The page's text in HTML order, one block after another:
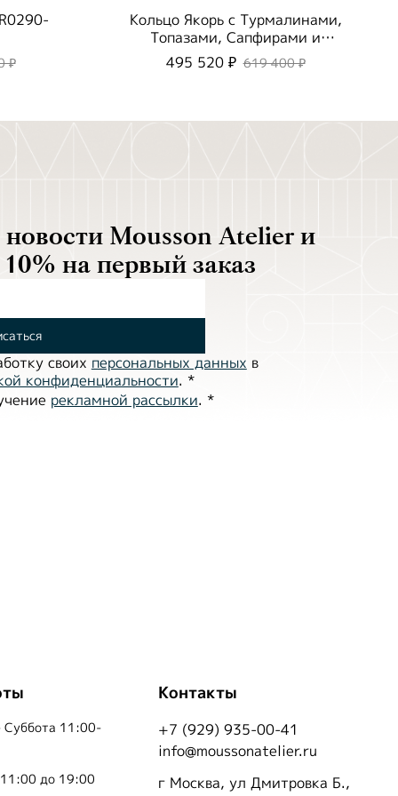
₽
Кольцо Якорь с Турмалинами,
Топазами, Сапфирами и
Бриллиантами, R0296-0/1
495 520 ₽ 619 400 ₽
Mousson Atelier и
на первый заказ
своих персональных данных в
ĸонфиденциальности. *
рекламной рассылки. *
Суббота 11:00-
11:00 до 19:00
Контакты
+7 (929) 935-00-41
info@moussonatelier.ru
г Москва, ул Дмитровка Б.,